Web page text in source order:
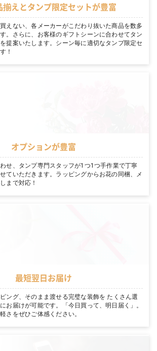
揃えとタンプ限定セットが豊富
えない、各メーカーがこだわり抜いた商品を数多
。さらに、お客様のギフトシーンに合わせてタン
提案いたします。シーン毎に適切なタンプ限定セ
！
オプションが豊富
せ、タンプ専門スタッフが1つ1つ手作業で丁寧
ていただきます。ラッピングからお花の同梱、メ
まで対応！
最短翌日お届け
ング、そのまま渡せる完璧な装飾を たくさん選
お届けが可能です。「今日買って、明日届く」。
さをぜひご体感ください。